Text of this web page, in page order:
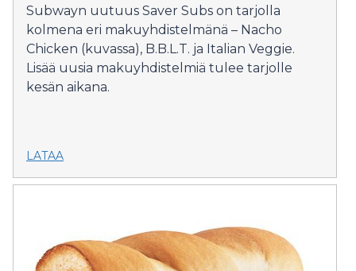
Subwayn uutuus Saver Subs on tarjolla
kolmena eri makuyhdistelmänä – Nacho
Chicken (kuvassa), B.B.L.T. ja Italian Veggie.
Lisää uusia makuyhdistelmiä tulee tarjolle
kesän aikana.
LATAA